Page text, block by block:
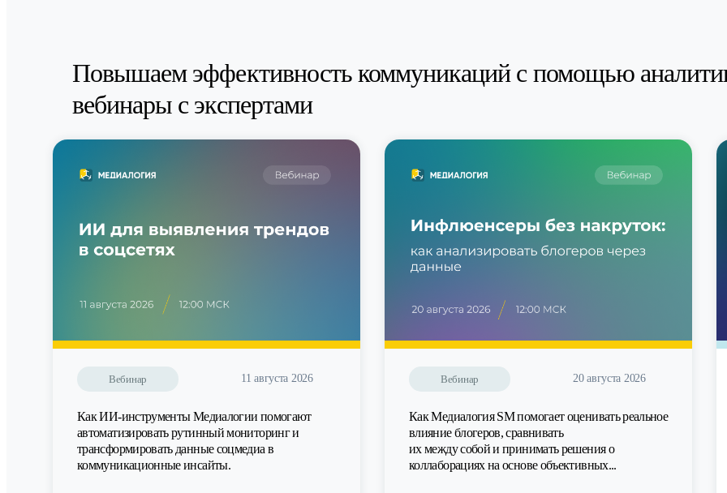
Повышаем эффективность коммуникаций с помощью
вебинары с экспертами
Вебинар 11 августа 2026
Как ИИ-инструменты Медиалогии помогают
автоматизировать рутинный мониторинг и
трансформировать данные соцмедиа в
коммуникационные инсайты.
Вебинар 20 августа 2026
Как Медиалогия SM помогает оценивать реальное
влияние блогеров, сравнивать
их между собой и принимать решения о
коллаборациях на основе объективных...